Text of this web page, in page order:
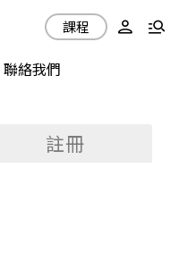
聯絡我們
課程
註冊